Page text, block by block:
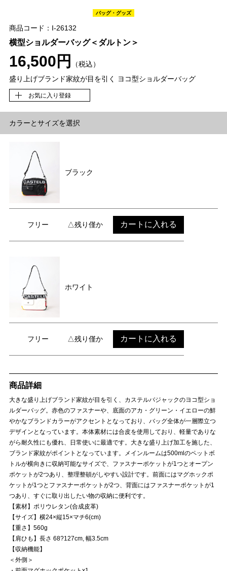
バッグ・グッズ
商品コード：I-26132
横型ショルダーバッグ＜ダルトン＞
16,500円
（税込）
盛り上げブランド家紋が目を引く ヨコ型ショルダーバッグ
お気に入り登録
カラーとサイズを選択
ブラック
フリー △残り僅か カートに入れる
ホワイト
フリー △残り僅か カートに入れる
商品詳細
大きな盛り上げブランド家紋が目を引く、カステルバジャックのヨコ型ショ
ルダーバッグ。赤色のファスナーや、底面のアカ・グリーン・イエローの鮮
やかなブランドカラーがアクセントとなっており、バッグ全体が一層際立つ
デザインとなっています。本体素材には合皮を使用しており、軽量でありな
がら耐久性にも優れ、日常使いに最適です。大きな盛り上げ加工を施した、
ブランド家紋がポイントとなっています。メインルームは500mlのペットボ
トルが横向きに収納可能なサイズで、ファスナーポケットが1つとオープン
ポケットが2つあり、整理整頓がしやすい設計です。前面にはマグホックポ
ケットが1つとファスナーポケットが2つ、背面にはファスナーポケットが1
つあり、すぐに取り出したい物の収納に便利です。
【素材】ポリウレタン(合成皮革)
【サイズ】横24×縦15×マチ6(cm)
【重さ】560g
【肩ひも】長さ 68?127cm, 幅3.5cm
【収納機能】
＜外側＞